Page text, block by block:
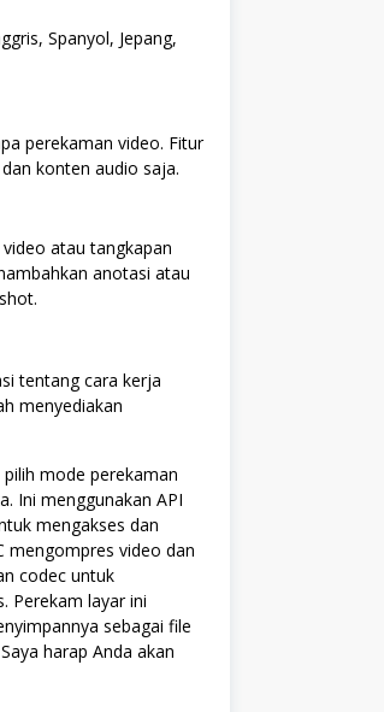
Spanyol, Jepang,
perekaman video. Fitur
konten audio saja.
atau tangkapan
anotasi atau
tentang cara kerja
menyediakan
mode perekaman
Ini menggunakan API
mengakses dan
mengompres video dan
codec untuk
Perekam layar ini
sebagai file
harap Anda akan